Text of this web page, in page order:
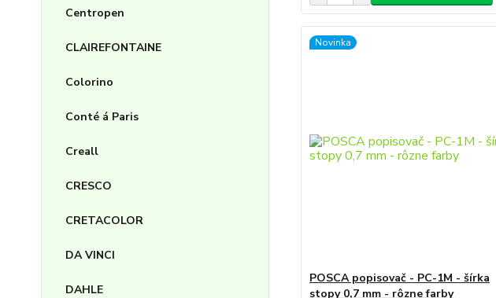
Centropen
CLAIREFONTAINE
Colorino
Conté á Paris
Creall
CRESCO
CRETACOLOR
DA VINCI
DAHLE
Novinka
POSCA popisovač - PC-1M - šírka
stopy 0,7 mm - rôzne farby